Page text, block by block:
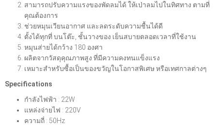
สามารถปรับความแรงของพัดลมได้ ให้เป่าลมไปในทิศทาง ตามที่
คุณต้องการ
ช่วยหมุนเวียนอากาศ และลดระดับความชื้นได้ดี
ตั้งได้ทุกที่ บนโต๊ะ, ชั้นวางของ เย็นสบายตลอดเวลาที่ใช้งาน
หมุนส่ายได้กว้าง 180 องศา
ผลิตจากวัสดุคุณภาพสูง ที่มีความคงทนแข็งแรง
เหมาะสำหรับซื้อเป็นของขวัญในโอกาสพิเศษ หรือเทศกาลต่างๆ
Specifications
กำลังไฟฟ้า : 22W
แหล่งจ่ายไฟ : 220V
ความถี่ : 50Hz